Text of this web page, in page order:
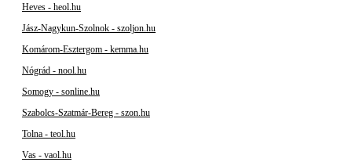
Heves - heol.hu
Jász-Nagykun-Szolnok - szoljon.hu
Komárom-Esztergom - kemma.hu
Nógrád - nool.hu
Somogy - sonline.hu
Szabolcs-Szatmár-Bereg - szon.hu
Tolna - teol.hu
Vas - vaol.hu